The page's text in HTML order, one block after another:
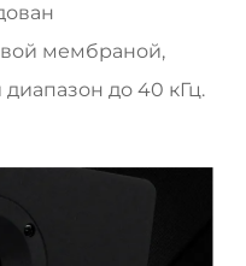
мембраной,
до 40 кГц.